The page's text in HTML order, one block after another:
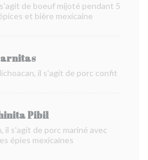
de boeuf mijoté pendant 5
et bière mexicaine
il s'agit de porc confit
Pibil
il s'agit de porc mariné avec
épies mexicaines